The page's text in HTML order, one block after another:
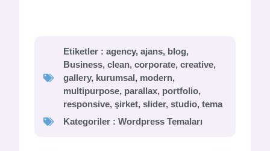
Etiketler : agency, ajans, blog,
Business, clean, corporate, creative,
gallery, kurumsal, modern,
multipurpose, parallax, portfolio,
responsive, şirket, slider, studio, tema
Kategoriler : Wordpress Temaları